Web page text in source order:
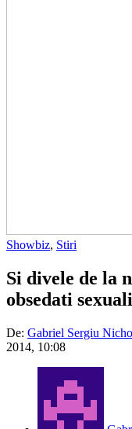
Showbiz, Stiri
Si divele de la
obsedati sexuali
De: Gabriel Sergiu
2014, 10:08